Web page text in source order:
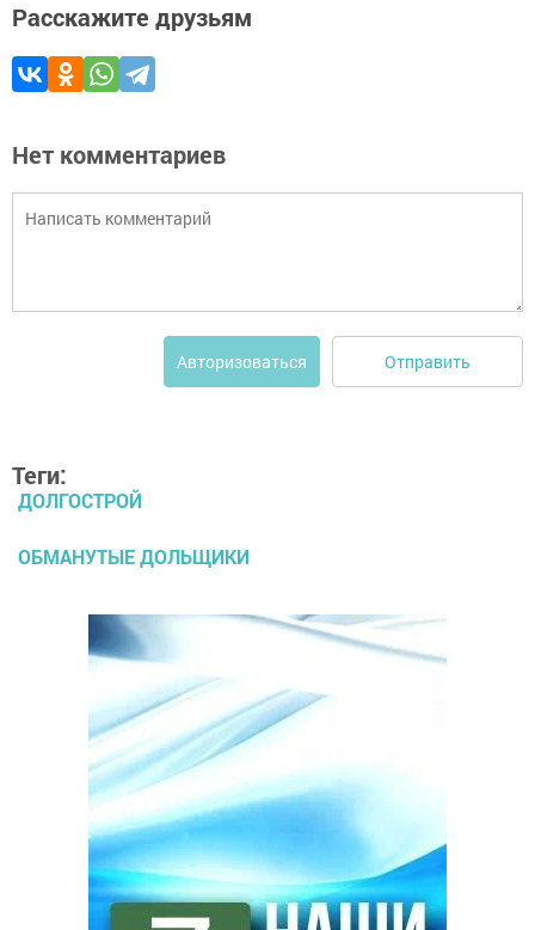
Расскажите друзьям
Нет комментариев
Авторизоваться Отправить
Теги:
ДОЛГОСТРОЙ
ОБМАНУТЫЕ ДОЛЬЩИКИ